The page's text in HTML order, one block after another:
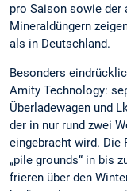
pro Saison sowie
Mineraldüngern
als in Deutschland.
Besonders
Amity Technology:
Überladewagen und
der in nur rund zwei
eingebracht wird. Die
„pile grounds“ in bis
frieren über den